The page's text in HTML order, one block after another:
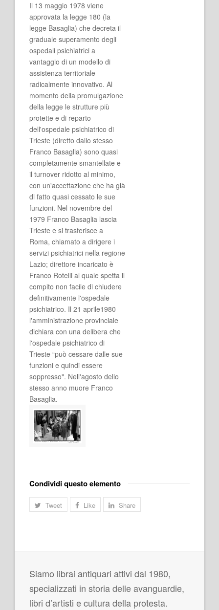
Il 13 maggio 1978 viene
approvata la legge 180 (la
legge Basaglia) che decreta il
graduale superamento degli
ospedali psichiatrici a
vantaggio di un modello di
assistenza territoriale
radicalmente innovativo. Al
momento della promulgazione
della legge le strutture più
protette e di reparto
dell'ospedale psichiatrico di
Trieste (diretto dallo stesso
Franco Basaglia) sono quasi
completamente smantellate e
il turnover ridotto al minimo,
con un'accettazione che ha già
di fatto quasi cessato le sue
funzioni. Nel novembre del
1979 Franco Basaglia lascia
Trieste e si trasferisce a
Roma, chiamato a dirigere i
servizi psichiatrici nella regione
Lazio; direttore incaricato è
Franco Rotelli al quale spetta il
compito non facile di chiudere
definitivamente l'ospedale
psichiatrico. Il 21 aprile1980
l'amministrazione provinciale
dichiara con una delibera che
l'ospedale psichiatrico di
Trieste “può cessare dalle sue
funzioni e quindi essere
soppresso". Nell'agosto dello
stesso anno muore Franco
Basaglia.
Condividi questo elemento
Tweet Like Share
Siamo librai antiquari attivi dal 1980,
specializzati in storia delle avanguardie,
libri d’artisti e cultura della protesta.